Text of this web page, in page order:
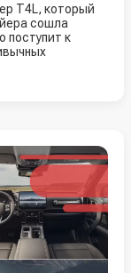
T4L, который
сошла
поступит к